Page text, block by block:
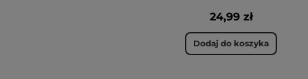
24,99 zł
Dodaj do koszyka